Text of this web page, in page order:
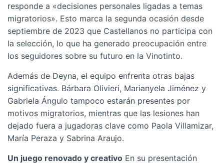
responde a «decisiones personales ligadas a temas
migratorios». Esto marca la segunda ocasión desde
septiembre de 2023 que Castellanos no participa con
la selección, lo que ha generado preocupación entre
los seguidores sobre su futuro en la Vinotinto.
Además de Deyna, el equipo enfrenta otras bajas
significativas. Bárbara Olivieri, Marianyela Jiménez y
Gabriela Ángulo tampoco estarán presentes por
motivos migratorios, mientras que las lesiones han
dejado fuera a jugadoras clave como Paola Villamizar,
María Peraza y Sabrina Araujo.
Un juego renovado y creativo En su presentación